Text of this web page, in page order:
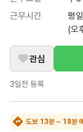
근무시간
평
(오
관심
3일전 등록
도보 13분 ~ 18분